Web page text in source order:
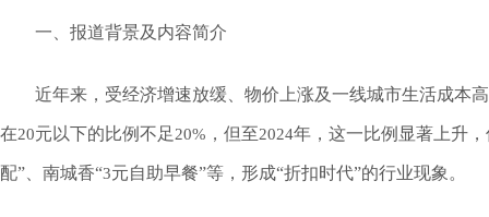
一、报道背景及内容简介
近年来，受经济增速放缓、物价上涨及一线城市生活成本
在20元以下的比例不足20% ，但至2024年，这一比例显著上升
配”、南城香“3元自助早餐”等，形成“折扣时代”的行业现象。